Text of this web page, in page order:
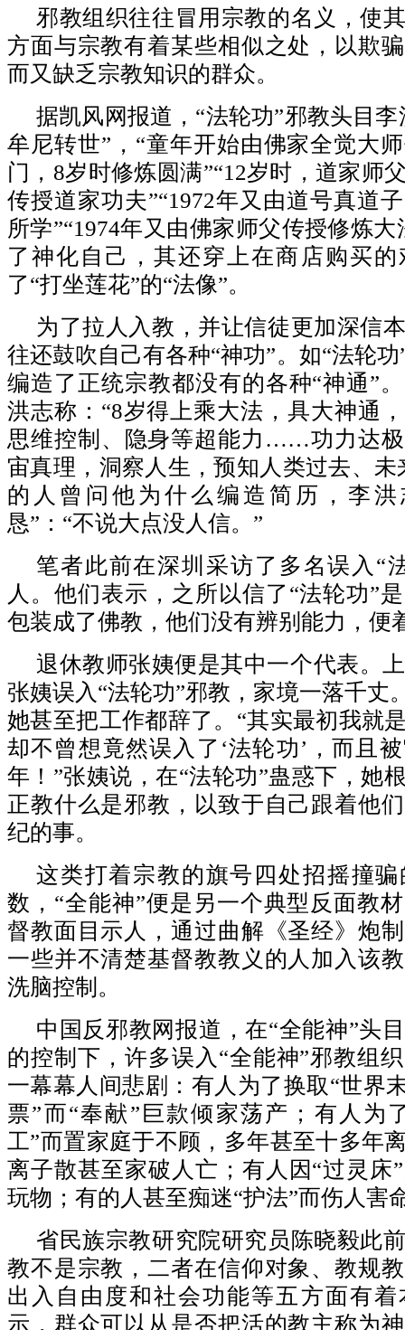
邪教组织往往冒用宗教的名义，使
方面与宗教有着某些相似之处，以欺
而又缺乏宗教知识的群众。
据凯风网报道，“法轮功”邪教头目
牟尼转世”，“童年开始由佛家全觉大
门，8岁时修炼圆满”“12岁时，道家师
传授道家功夫”“1972年又由道号真道
所学”“1974年又由佛家师父传授修炼
了神化自己，其还穿上在商店购买
了“打坐莲花”的“法像”。
为了拉人入教，并让信徒更加深信
往还鼓吹自己有各种“神功”。如“法轮
编造了正统宗教都没有的各种“神通”
洪志称：“8岁得上乘大法，具大神通
思维控制、隐身等超能力……功力达
宙真理，洞察人生，预知人类过去、未
的人曾问他为什么编造简历，李
恳”：“不说大点没人信。”
笔者此前在深圳采访了多名误入“
人。他们表示，之所以信了“法轮功”
包装成了佛教，他们没有辨别能力，便
退休教师张姨便是其中一个代表。
张姨误入“法轮功”邪教，家境一落千丈
她甚至把工作都辞了。“其实最初我就
却不曾想竟然误入了‘法轮功’，而且
年！”张姨说，在“法轮功”蛊惑下，她
正教什么是邪教，以致于自己跟着他
纪的事。
这类打着宗教的旗号四处招摇撞
数，“全能神”便是另一个典型反面教
督教面目示人，通过曲解《圣经》炮
一些并不清楚基督教教义的人加入该
洗脑控制。
中国反邪教网报道，在“全能神”头
的控制下，许多误入“全能神”邪教组
一幕幕人间悲剧：有人为了换取“世界
票”而“奉献”巨款倾家荡产；有人为
工”而置家庭于不顾，多年甚至十多年
离子散甚至家破人亡；有人因“过灵床
玩物；有的人甚至痴迷“护法”而伤人害
省民族宗教研究院研究员陈晓毅此
教不是宗教，二者在信仰对象、教规
出入自由度和社会功能等五方面有
示，群众可以从是否把活的教主称为